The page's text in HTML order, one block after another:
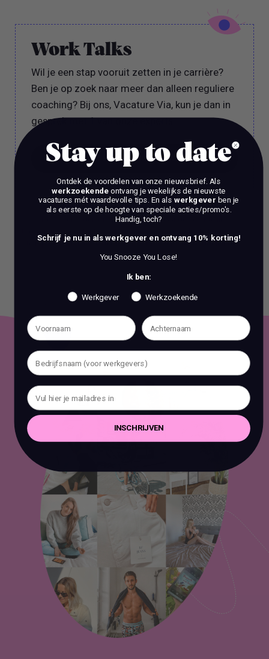
Work Talks
Wil je een stap vooruit zetten in je carrière?
Ben je op zoek naar meer dan alleen reguliere
coaching? Bij ons, Vacature Via, kun je dan in
gesprek met 1 van onze experts.
BOEK EEN 70 MIN CONSULT
BOEK EEN 70 MIN CONSULT
Het is verboden om zonder voorafgaande schriftelijke
te reproduceren of te gebruiken voor commerciële doeleinden.
Stay up to date
Ontdek de voordelen van onze nieuwsbrief. Als
werkzoekendeontvang je wekelijks de nieuwste
vacatures mét waardevolle tips. En als werkgever ben je
als eerste op de hoogte van speciale acties/promo's.
Handig, toch?
Schrijf je nu in als werkgever en ontvang 10% korting!
You Snooze You Lose!
Ik ben:
Werkgever Werkzoekende
INSCHRIJVEN